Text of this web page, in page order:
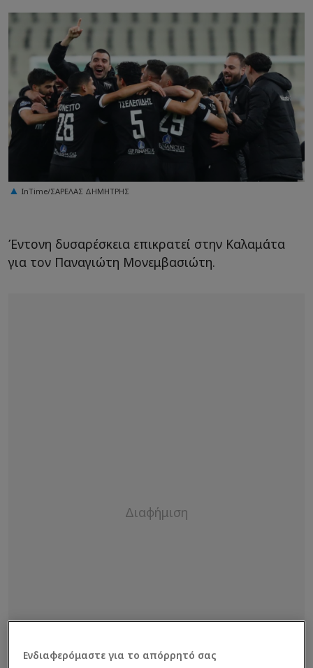
InTime/ΣΑΡΕΛΑΣ ΔΗΜΗΤΡΗΣ
Έντονη δυσαρέσκεια επικρατεί στην Καλαμάτα
για τον Παναγιώτη Μονεμβασιώτη.
Ενδιαφερόμαστε για το απόρρητό σας